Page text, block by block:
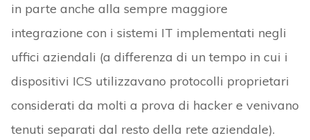
in parte anche alla sempre maggiore
integrazione con i sistemi IT implementati negli
uffici aziendali (a differenza di un tempo in cui i
dispositivi ICS utilizzavano protocolli proprietari
considerati da molti a prova di hacker e venivano
tenuti separati dal resto della rete aziendale).